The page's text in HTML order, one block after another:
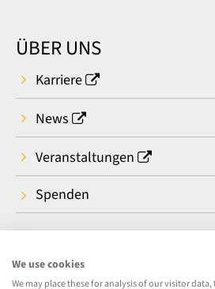
ÜBER UNS
Karriere
News
Veranstaltungen
Spenden
We use cookies
We may place these for analysis of our visitor